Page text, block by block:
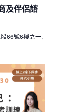
及伴侶諮
66號6樓之一,